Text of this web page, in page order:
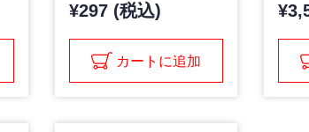
¥297 (税込)
カートに追加